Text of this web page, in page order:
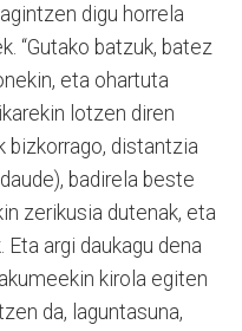
digu horrela
“Gutako batzuk, batez
eta ohartuta
lotzen diren
bizkorrago, distantzia
badirela beste
zerikusia dutenak, eta
argi daukagu dena
kirola egiten
da, laguntasuna,